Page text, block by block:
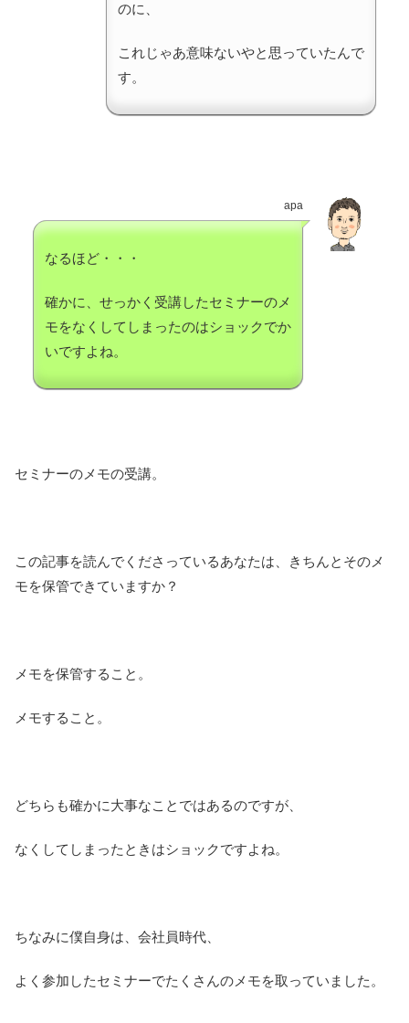
のに、
これじゃあ意味ないやと思っていたんで
す。
apa
なるほど・・・
確かに、せっかく受講したセミナーのメ
モをなくしてしまったのはショックでか
いですよね。
セミナーのメモの受講。
この記事を読んでくださっているあなたは、きちんとそのメ
モを保管できていますか？
メモを保管すること。
メモすること。
どちらも確かに大事なことではあるのですが、
なくしてしまったときはショックですよね。
ちなみに僕自身は、会社員時代、
よく参加したセミナーでたくさんのメモを取っていました。